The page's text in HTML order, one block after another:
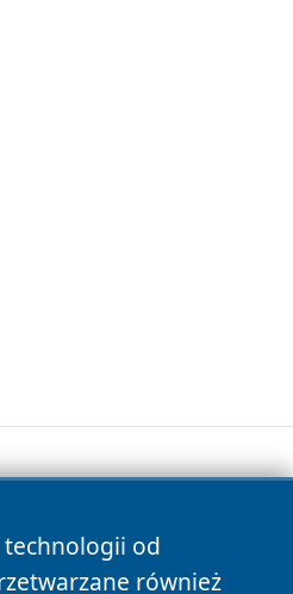
technologii od
również